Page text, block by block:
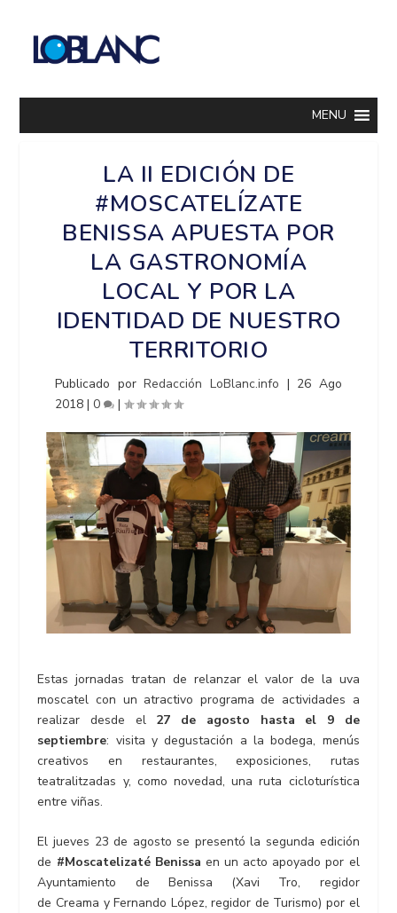
MENU
LA II EDICIÓN DE
#MOSCATELÍZATE
BENISSA APUESTA POR
LA GASTRONOMÍA
LOCAL Y POR LA
IDENTIDAD DE NUESTRO
TERRITORIO
Publicado porRedacción LoBlanc.info | 26 Ago
2018 |0 |
Estas jornadas tratan de relanzar el valor de la uva
moscatel con un atractivo programa de actividades a
realizar desde el 27 de agosto hasta el 9 de
septiembre: visita y degustación a la bodega, menús
creativos en restaurantes, exposiciones, rutas
teatralitzadas y, como novedad, una ruta cicloturística
entre viñas.
El jueves 23 de agosto se presentó la segunda edición
de #Moscatelizaté Benissa en un acto apoyado por el
Ayuntamiento de Benissa (Xavi Tro, regidor
de Creama y Fernando López, regidor de Turismo) por el